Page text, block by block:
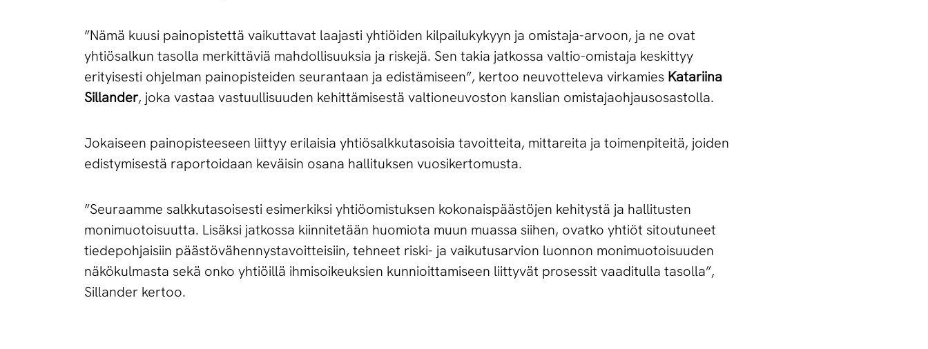
”Nämä kuusi painopistettä vaikuttavat laajasti yhtiöiden kilpailukykyyn ja omistaja-arvoon, ja ne ovat
yhtiösalkun tasolla merkittäviä mahdollisuuksia ja riskejä. Sen takia jatkossa valtio-omistaja keskittyy
erityisesti ohjelman painopisteiden seurantaan ja edistämiseen”, kertoo neuvotteleva virkamies Katariina
Sillander, joka vastaa vastuullisuuden kehittämisestä valtioneuvoston kanslian omistajaohjausosastolla.
Jokaiseen painopisteeseen liittyy erilaisia yhtiösalkkutasoisia tavoitteita, mittareita ja toimenpiteitä, joiden
edistymisestä raportoidaan keväisin osana hallituksen vuosikertomusta.
”Seuraamme salkkutasoisesti esimerkiksi yhtiöomistuksen kokonaispäästöjen kehitystä ja hallitusten
monimuotoisuutta. Lisäksi jatkossa kiinnitetään huomiota muun muassa siihen, ovatko yhtiöt sitoutuneet
tiedepohjaisiin päästövähennystavoitteisiin, tehneet riski- ja vaikutusarvion luonnon monimuotoisuuden
näkökulmasta sekä onko yhtiöillä ihmisoikeuksien kunnioittamiseen liittyvät prosessit vaaditulla tasolla”,
Sillander kertoo.